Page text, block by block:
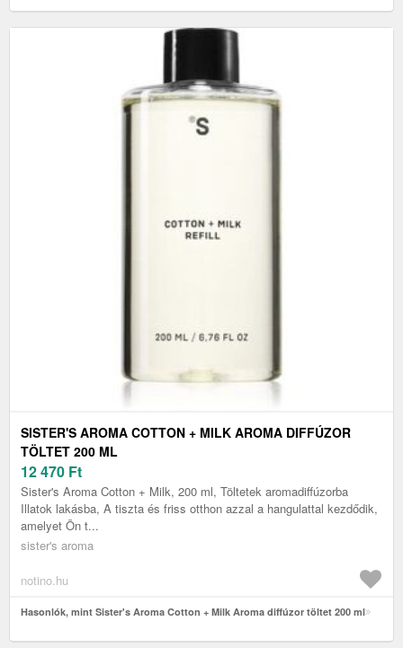
SISTER'S AROMA COTTON + MILK AROMA DIFFÚZOR
TÖLTET 200 ML
12 470 Ft
Sister's Aroma Cotton + Milk, 200 ml, Töltetek aromadiffúzorba
Illatok lakásba, A tiszta és friss otthon azzal a hangulattal kezdődik,
amelyet Ön t...
sister's aroma
notino.hu
Hasonlók, mint Sister's Aroma Cotton + Milk Aroma diffúzor töltet 200 ml